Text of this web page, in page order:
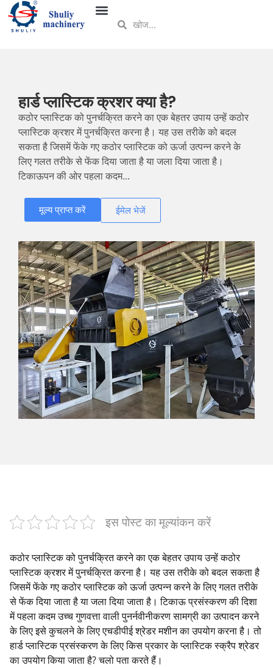
हार्ड प्लास्टिक क्रशर क्या है?
कठोर प्लास्टिक को पुनर्चक्रित करने का एक बेहतर उपाय उन्हें कठोर
प्लास्टिक क्रशर में पुनर्चक्रित करना है। यह उस तरीके को बदल
सकता है जिसमें फेंके गए कठोर प्लास्टिक को ऊर्जा उत्पन्न करने के
लिए गलत तरीके से फेंक दिया जाता है या जला दिया जाता है।
टिकाऊपन की ओर पहला कदम...
मूल्य प्राप्त करें ईमेल भेजें
इस पोस्ट का मूल्यांकन करें
कठोर प्लास्टिक को पुनर्चक्रित करने का एक बेहतर उपाय उन्हें कठोर
प्लास्टिक क्रशर में पुनर्चक्रित करना है। यह उस तरीके को बदल सकता है
जिसमें फेंके गए कठोर प्लास्टिक को ऊर्जा उत्पन्न करने के लिए गलत तरीके
से फेंक दिया जाता है या जला दिया जाता है। टिकाऊ प्रसंस्करण की दिशा
में पहला कदम उच्च गुणवत्ता वाली पुनर्नवीनीकरण सामग्री का उत्पादन करने
के लिए इसे कुचलने के लिए एचडीपीई श्रेडर मशीन का उपयोग करना है। तो
हार्ड प्लास्टिक प्रसंस्करण के लिए किस प्रकार के प्लास्टिक स्क्रैप श्रेडर
का उपयोग किया जाता है? चलो पता करते हैं।